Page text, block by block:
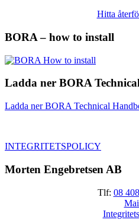
Hitta
BORA – how to install
Ladda ner BORA
Ladda ner BORA Technical
INTEGRITETSPOLICY
Morten Engebretsen AB
Tlf: 08